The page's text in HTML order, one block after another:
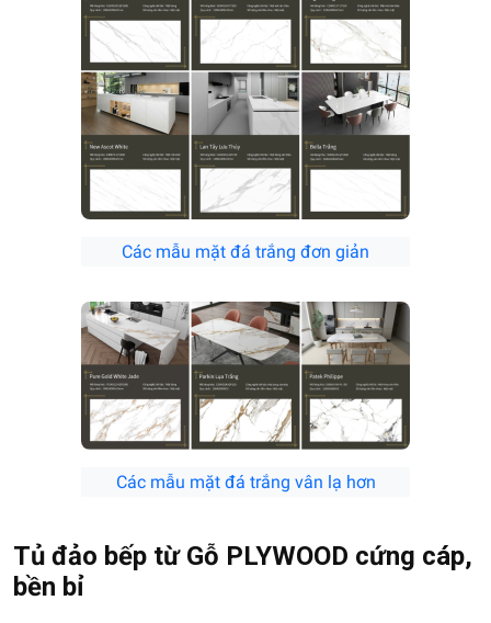
Các mẫu mặt đá trắng đơn giản
Các mẫu mặt đá trắng vân lạ hơn
Tủ đảo bếp từ Gỗ PLYWOOD cứng cáp,
bền bỉ